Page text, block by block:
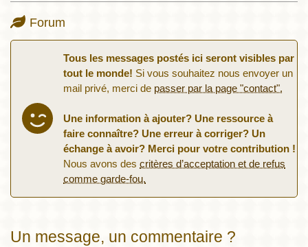
Forum
Tous les messages postés ici seront visibles par
tout le monde! Si vous souhaitez nous envoyer un
mail privé, merci de passer par la page "contact".
Une information à ajouter? Une ressource à
faire connaître? Une erreur à corriger? Un
échange à avoir? Merci pour votre contribution !
Nous avons descritères d’acceptation et de refus
comme garde-fou.
Un message, un commentaire ?